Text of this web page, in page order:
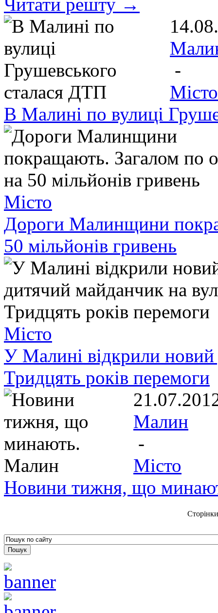
-
Місто
В Малині по вулиці
Місто
Дороги Малинщини
50 мільйонів гривень
Місто
У Малині відкрили
Тридцять років перемоги
Малин
-
Місто
Новини тижня, що